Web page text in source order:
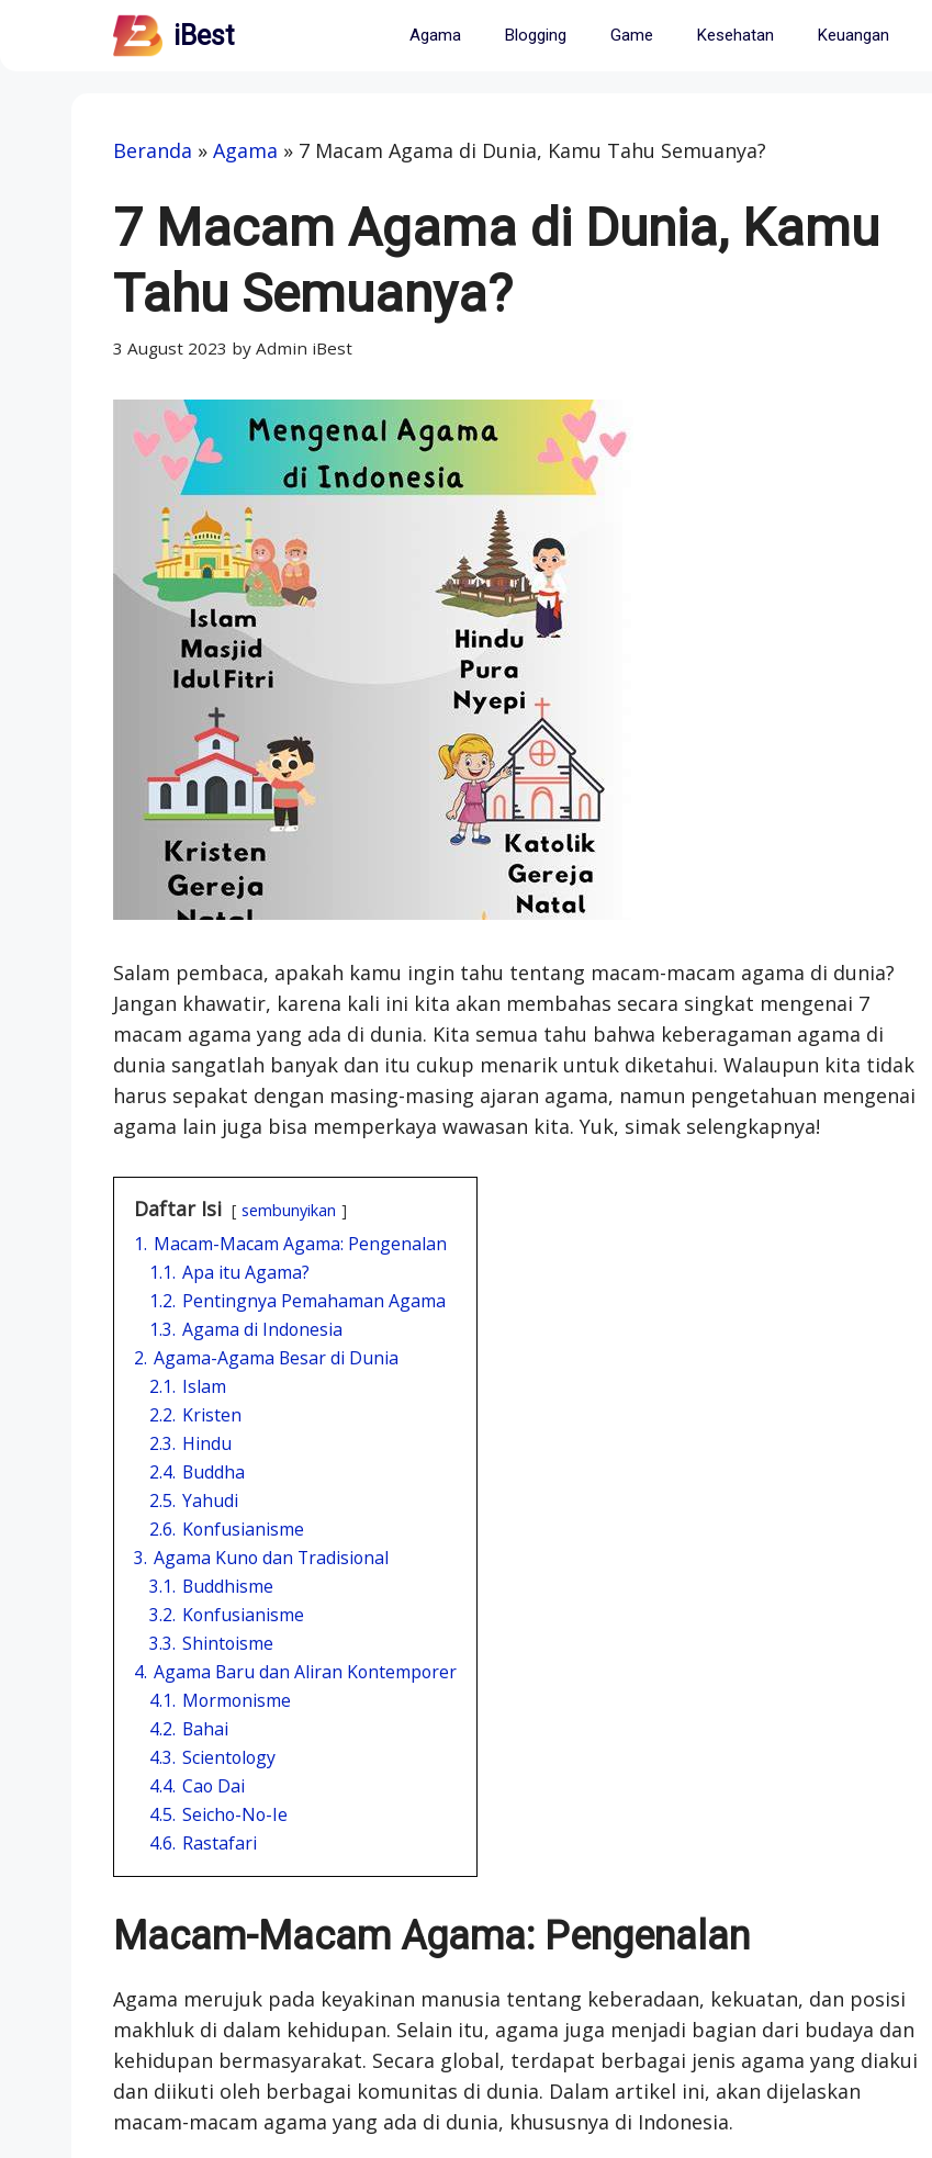
iBest Agama Blogging Game Kesehatan Keuangan
Beranda » Agama » 7 Macam Agama di Dunia, Kamu Tahu Semuanya?
7 Macam Agama di Dunia, Kamu
Tahu Semuanya?
3 August 2023 by Admin iBest
Salam pembaca, apakah kamu ingin tahu tentang macam-macam agama di dunia?
Jangan khawatir, karena kali ini kita akan membahas secara singkat mengenai 7
macam agama yang ada di dunia. Kita semua tahu bahwa keberagaman agama di
dunia sangatlah banyak dan itu cukup menarik untuk diketahui. Walaupun kita tidak
harus sepakat dengan masing-masing ajaran agama, namun pengetahuan mengenai
agama lain juga bisa memperkaya wawasan kita. Yuk, simak selengkapnya!
Daftar Isi sembunyikan
1. Macam-Macam Agama: Pengenalan
1.1. Apa itu Agama?
1.2. Pentingnya Pemahaman Agama
1.3. Agama di Indonesia
2. Agama-Agama Besar di Dunia
2.1. Islam
2.2. Kristen
2.3. Hindu
2.4. Buddha
2.5. Yahudi
2.6. Konfusianisme
3. Agama Kuno dan Tradisional
3.1. Buddhisme
3.2. Konfusianisme
3.3. Shintoisme
4. Agama Baru dan Aliran Kontemporer
4.1. Mormonisme
4.2. Bahai
4.3. Scientology
4.4. Cao Dai
4.5. Seicho-No-Ie
4.6. Rastafari
Macam-Macam Agama: Pengenalan
Agama merujuk pada keyakinan manusia tentang keberadaan, kekuatan, dan posisi
makhluk di dalam kehidupan. Selain itu, agama juga menjadi bagian dari budaya dan
kehidupan bermasyarakat. Secara global, terdapat berbagai jenis agama yang diakui
dan diikuti oleh berbagai komunitas di dunia. Dalam artikel ini, akan dijelaskan
macam-macam agama yang ada di dunia, khususnya di Indonesia.